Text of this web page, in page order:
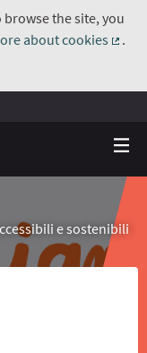
the site, you
about cookies
.
e sostenibili